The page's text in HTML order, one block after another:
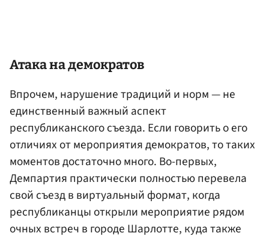
Атака на демократов
Впрочем, нарушение традиций и норм — не
единственный важный аспект
республиканского съезда. Если говорить о его
отличиях от мероприятия демократов, то таких
моментов достаточно много. Во-первых,
Демпартия практически полностью перевела
свой съезд в виртуальный формат, когда
республиканцы открыли мероприятие рядом
очных встреч в городе Шарлотте, куда также